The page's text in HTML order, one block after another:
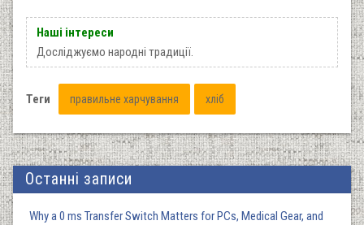
Наші інтереси
Досліджуємо народні традиції.
Теги правильне харчування хліб
Останні записи
Why a 0 ms Transfer Switch Matters for PCs, Medical Gear, and